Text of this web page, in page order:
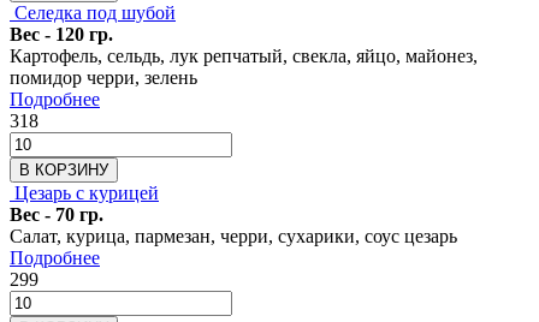
Селедка под шубой
Вес - 120 гр.
Картофель, сельдь, лук репчатый, свекла, яйцо, майонез,
помидор черри, зелень
Подробнее
318
В КОРЗИНУ
Цезарь с курицей
Вес - 70 гр.
Салат, курица, пармезан, черри, сухарики, соус цезарь
Подробнее
299